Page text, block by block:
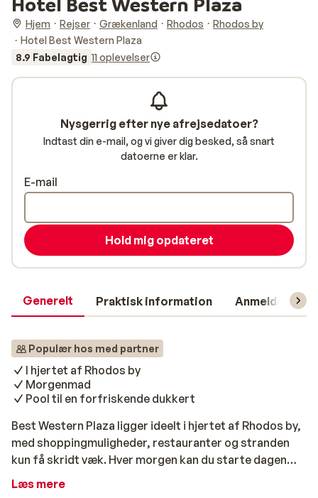
Hjem Rejser Grækenland Rhodos
Rhodos by
Hotel Best Western Plaza
8.9 Fabelagtig 11 oplevelser
Generelt Praktisk information Anmeldelser
Populær hos med partner
I hjertet af Rhodos by
Morgenmad
Pool til en forfriskende dukkert
Best Western Plaza ligger ideelt i hjertet af Rhodos by,
med shoppingmuligheder, restauranter og stranden
kun få skridt væk. Hver morgen kan du starte dagen
med en lækker morgenmadsbuffet i hotellets
Læs mere
Nysgerrig efter nye afrejsedatoer?
Indtast din e-mail, og vi giver dig besked, så snart
datoerne er klar.
E-mail
Hold mig opdateret